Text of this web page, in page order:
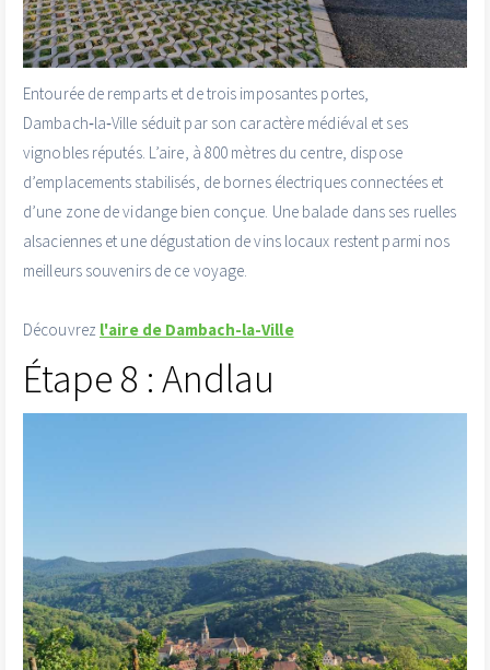
Entourée de remparts et de trois imposantes portes,
Dambach‑la‑Ville séduit par son caractère médiéval et ses
vignobles réputés. L’aire, à 800 mètres du centre, dispose
d’emplacements stabilisés, de bornes électriques connectées et
d’une zone de vidange bien conçue. Une balade dans ses ruelles
alsaciennes et une dégustation de vins locaux restent parmi nos
meilleurs souvenirs de ce voyage.
Découvrez l'aire de Dambach-la-Ville
Étape 8 : Andlau